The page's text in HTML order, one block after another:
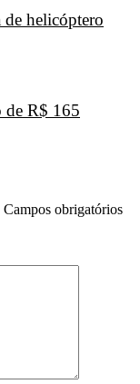
de helicóptero
de R$ 165
Campos obrigatórios